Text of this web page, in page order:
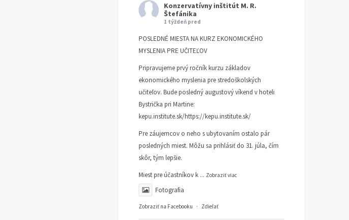
Konzervatívny inštitút M. R.
Štefánika
1 týždeň pred
POSLEDNÉ MIESTA NA KURZ EKONOMICKÉHO
MYSLENIA PRE UČITEĽOV
Pripravujeme prvý ročník kurzu základov
ekonomického myslenia pre stredoškolských
učiteľov. Bude posledný augustový víkend v hoteli
Bystrička pri Martine:
kepu.institute.sk/https://kepu.institute.sk/
Pre záujemcov o neho s ubytovaním ostalo pár
posledných miest. Môžu sa prihlásiť do 31. júla, čím
skôr, tým lepšie.
Miest pre účastníkov k ... Zobraziť viac
Fotografia
Zobraziť na Facebooku · Zdieľať